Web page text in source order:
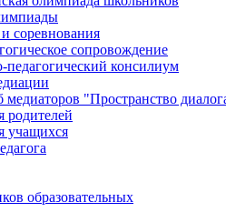
соревнования
сопровождение
педагогический консилиум
медиаторов "Пространство
родителей
учащихся
образовательных